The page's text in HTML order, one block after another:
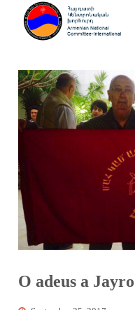
O adeus a